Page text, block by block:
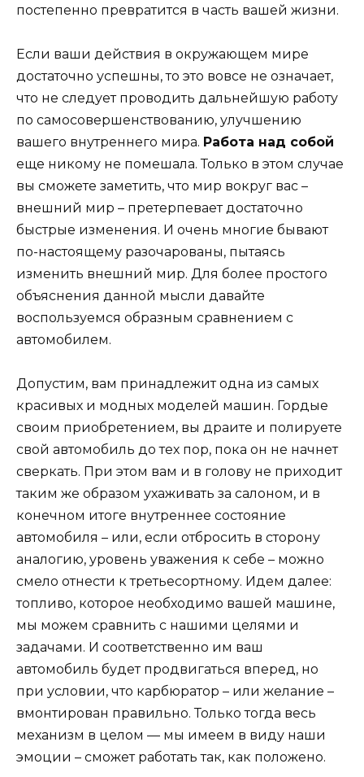
постепенно превратится в часть вашей жизни.
Если ваши действия в окружающем мире
достаточно успешны, то это вовсе не означает,
что не следует проводить дальнейшую работу
по самосовершенствованию, улучшению
вашего внутреннего мира. Работа над собой
еще никому не помешала. Только в этом случае
вы сможете заметить, что мир вокруг вас –
внешний мир – претерпевает достаточно
быстрые изменения. И очень многие бывают
по-настоящему разочарованы, пытаясь
изменить внешний мир. Для более простого
объяснения данной мысли давайте
воспользуемся образным сравнением с
автомобилем.
Допустим, вам принадлежит одна из самых
красивых и модных моделей машин. Гордые
своим приобретением, вы драите и полируете
свой автомобиль до тех пор, пока он не начнет
сверкать. При этом вам и в голову не приходит
таким же образом ухаживать за салоном, и в
конечном итоге внутреннее состояние
автомобиля – или, если отбросить в сторону
аналогию, уровень уважения к себе – можно
смело отнести к третьесортному. Идем далее:
топливо, которое необходимо вашей машине,
мы можем сравнить с нашими целями и
задачами. И соответственно им ваш
автомобиль будет продвигаться вперед, но
при условии, что карбюратор – или желание –
вмонтирован правильно. Только тогда весь
механизм в целом — мы имеем в виду наши
эмоции – сможет работать так, как положено.